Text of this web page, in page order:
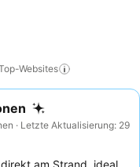
Websites
· Letzte Aktualisierung: 29